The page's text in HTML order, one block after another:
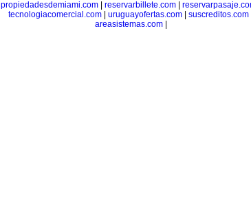
propiedadesdemiami.com
reservarbillete.com
tecnologiacomercial.com
uruguayofertas.com suscreditos.com
areasistemas.com|